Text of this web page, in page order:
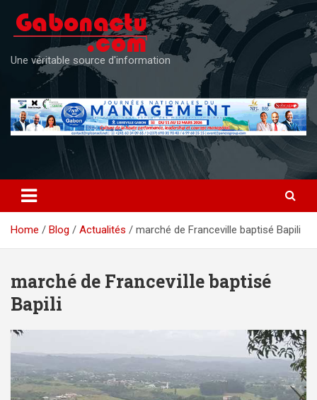
content
Une véritable source d'information
Home Blog Actualités marché de Franceville baptisé Bapili
marché de Franceville baptisé
Bapili